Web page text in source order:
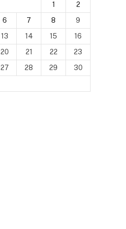
1
2
6 7 8
9
13 14 15
16
20 21 22
23
27 28 29
30